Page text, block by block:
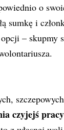
o
i
– skupmy
czyjejś pracy